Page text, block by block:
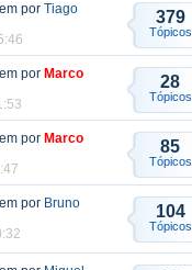
por Tiago
379
Tópicos
por Marco
28
Tópicos
por Marco
85
Tópicos
por Bruno
104
Tópicos